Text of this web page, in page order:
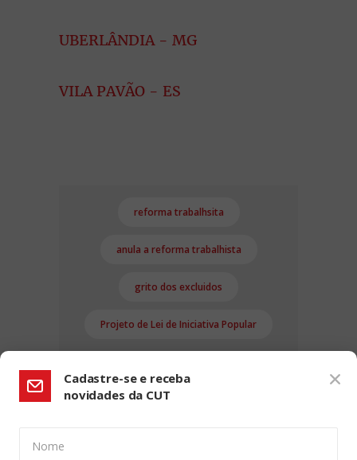
UBERLÂNDIA - MG
VILA PAVÃO - ES
reforma trabalhsita
anula a reforma trabalhista
grito dos excluidos
Projeto de Lei de Iniciativa Popular
Cadastre-se e receba
novidades da CUT
Nome